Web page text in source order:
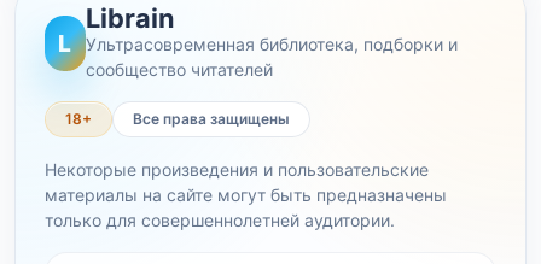
L
Librain
Ультрасовременная библиотека, подборки и
сообщество читателей
18+ Все права защищены
Некоторые произведения и пользовательские
материалы на сайте могут быть предназначены
только для совершеннолетней аудитории.